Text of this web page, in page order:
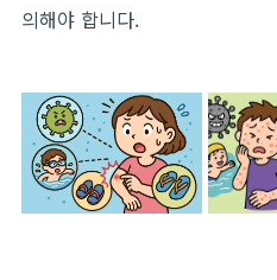
의해야 합니다.